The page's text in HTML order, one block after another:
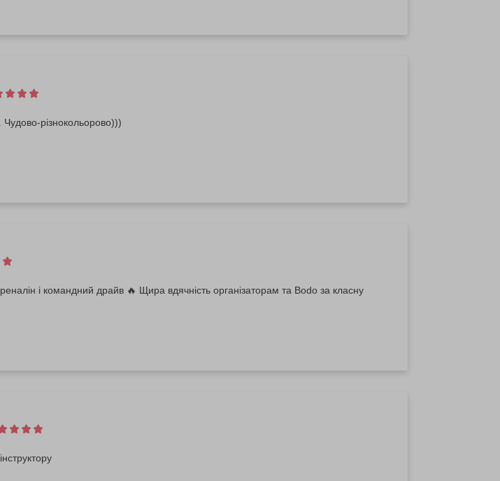
різнокольорово)))
і командний драйв 🔥 Щира вдячність організаторам та Bodo за класну